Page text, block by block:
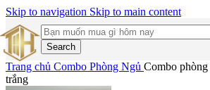
Skip to navigation Skip to main content
Search
Trang chủ Combo Phòng Ngủ Combo phòng
trắng